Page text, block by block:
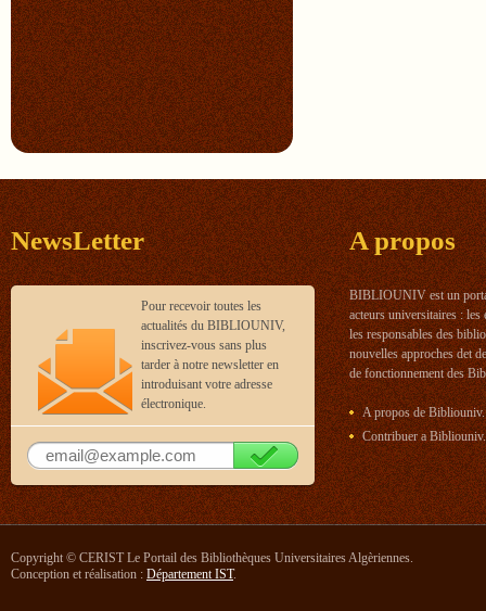
NewsLetter
Pour recevoir toutes les
actualités du BIBLIOUNIV,
inscrivez-vous sans plus
tarder à notre newsletter en
introduisant votre adresse
électronique.
A propos
BIBLIOUNIV est un
acteurs universitaires : les
les responsables des
nouvelles approches det
de fonctionnement des
A propos de Bibliouniv.
Contribuer a Bibliouniv.
Copyright © CERIST Le Portail des Bibliothèques Universitaires Algèriennes.
Conception et réalisation : Département IST.